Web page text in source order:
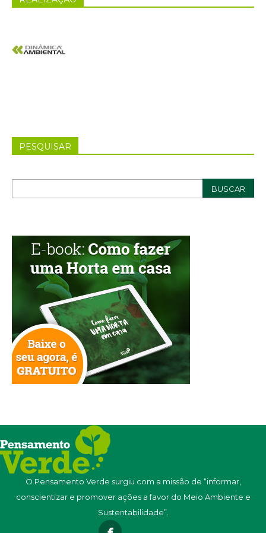
PESQUISAR
O Pensamento Verde surgiu com a missão de “informar,
conscientizar e promover ações a favor do Meio Ambiente e
Sustentabilidade”.